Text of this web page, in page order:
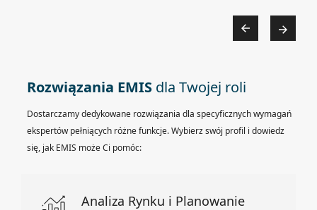
Rozwiązania EMIS dla Twojej roli
Dostarczamy dedykowane rozwiązania dla specyficznych wymagań
ekspertów pełniących różne funkcje. Wybierz swój profil i dowiedz
się, jak EMIS może Ci pomóc:
Analiza Rynku i Planowanie